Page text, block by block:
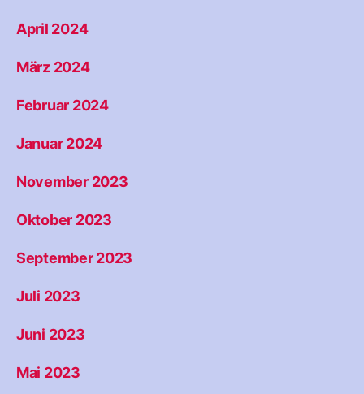
April 2024
März 2024
Februar 2024
Januar 2024
November 2023
Oktober 2023
September 2023
Juli 2023
Juni 2023
Mai 2023